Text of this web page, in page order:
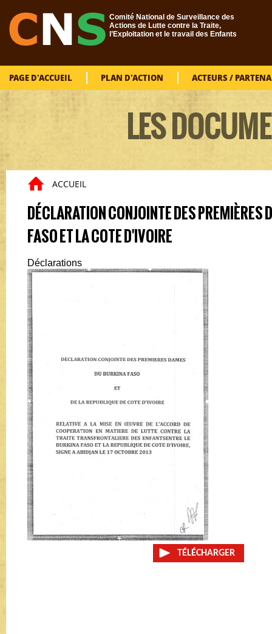
Comité National de Surveillance des
Actions de Lutte contre la Traite,
l’Exploitation et le travail des Enfants
PAGE D'ACCUEIL PLAN D'ACTION ACTEURS /
LES
Vous êtes ici
ACCUEIL
DÉCLARATION CONJOINTE DES PREMIÈRES
FASO ET LA COTE D'IVOIRE
Déclarations
TÉLÉCHARGER